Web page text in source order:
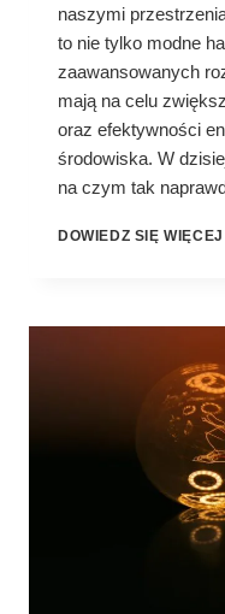
naszymi
to nie tylko modne
zaawansowanych
mają na celu
oraz efektywności
środowiska. W
na czym tak
DOWIEDZ SIĘ WIĘCEJ